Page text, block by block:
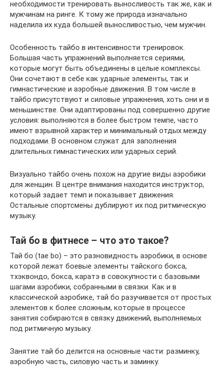
необходимости тренировать выносливость так же, как и
мужчинам на ринге. К тому же природа изначально
наделила их куда большей выносливостью, чем мужчин.
Особенность тайбо в интенсивности тренировок.
Большая часть упражнений выполняется сериями,
которые могут быть объединены в целые комплексы.
Они сочетают в себе как ударные элементы, так и
гимнастические и аэробные движения. В том числе в
тайбо присутствуют и силовые упражнения, хоть они и в
меньшинстве. Они адаптированы под совершенно другие
условия: выполняются в более быстром темпе, часто
имеют взрывной характер и минимальный отдых между
подходами. В основном служат для заполнения
длительных гимнастических или ударных серий.
Визуально тайбо очень похож на другие виды аэробики
для женщин. В центре внимания находится инструктор,
который задает темп и показывает движения.
Остальные спортсмены дублируют их под ритмическую
музыку.
Тай бо в фитнесе – что это такое?
Тай бо (tae bo) – это разновидность аэробики, в основе
которой лежат боевые элементы тайского бокса,
тхэквондо, бокса, каратэ в совокупности с базовыми
шагами аэробики, собранными в связки. Как и в
классической аэробике, тай бо разучивается от простых
элементов к более сложным, которые в процессе
занятия собираются в связку движений, выполняемых
под ритмичную музыку.
Занятие тай бо делится на основные части: разминку,
аэробную часть, силовую часть и заминку.